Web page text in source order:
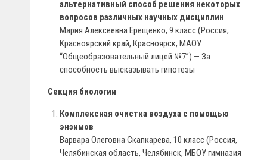
альтернативный способ решения некоторых
вопросов различных научных дисциплин
Мария Алексеевна Ерещенко, 9 класс (Россия,
Красноярский край, Красноярск, МАОУ
“Общеобразовательный лицей №7”) — За
способность высказывать гипотезы
Секция биологии
Комплексная очистка воздуха с помощью
энзимов
Варвара Олеговна Скапкарева, 10 класс (Россия,
Челябинская область, Челябинск, МБОУ гимназия